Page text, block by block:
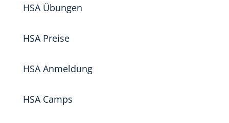
HSA Übungen
HSA Preise
HSA Anmeldung
HSA Camps